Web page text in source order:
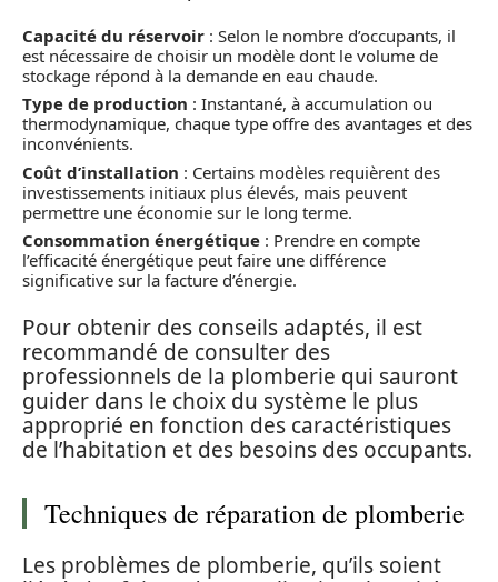
Capacité du réservoir : Selon le nombre d’occupants, il
est nécessaire de choisir un modèle dont le volume de
stockage répond à la demande en eau chaude.
Type de production : Instantané, à accumulation ou
thermodynamique, chaque type offre des avantages et des
inconvénients.
Coût d’installation : Certains modèles requièrent des
investissements initiaux plus élevés, mais peuvent
permettre une économie sur le long terme.
Consommation énergétique : Prendre en compte
l’efficacité énergétique peut faire une différence
significative sur la facture d’énergie.
Pour obtenir des conseils adaptés, il est
recommandé de consulter des
professionnels de la plomberie qui sauront
guider dans le choix du système le plus
approprié en fonction des caractéristiques
de l’habitation et des besoins des occupants.
Techniques de réparation de plomberie
Les problèmes de plomberie, qu’ils soient